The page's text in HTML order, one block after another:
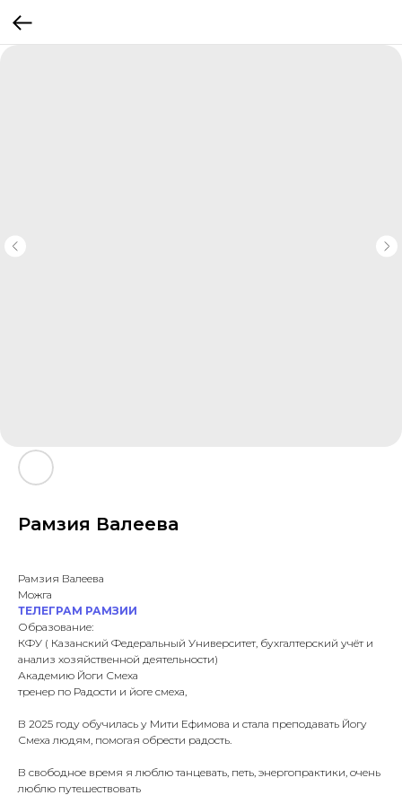
Рамзия Валеева
Рамзия Валеева
Можга
ТЕЛЕГРАМ РАМЗИИ
Образование:
КФУ ( Казанский Федеральный Университет, бухгалтерский учёт и
анализ хозяйственной деятельности)
Академию Йоги Смеха
тренер по Радости и йоге смеха,
В 2025 году обучилась у Мити Ефимова и стала преподавать Йогу
Смеха людям, помогая обрести радость.
В свободное время я люблю танцевать, петь, энергопрактики, очень
люблю путешествовать